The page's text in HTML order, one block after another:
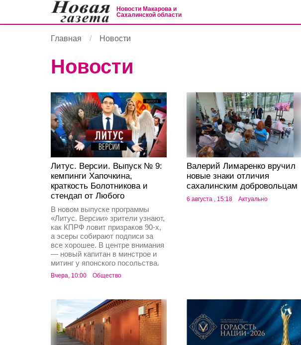
Новости Макарова и
Сахалинской области
Главная Новости
Новости
Литус. Версии. Выпуск № 9:
кемпинги Хапочкина,
краткость Болотникова и
стендап от Любого
В новом выпуске программы
«Литус. Версии» зрители узнают,
как КПРФ ловит призраков 90-х,
а эсеры собирают подписи за
все хорошее. В центре внимания
— новый капитан в минстрое и
митинг у японского посольства.
Вчера, 10:00 Общество
Валерий Лимаренко вручил
новые знаки отличия
сахалинским добровольцам
6 августа , 15:18 Актуально